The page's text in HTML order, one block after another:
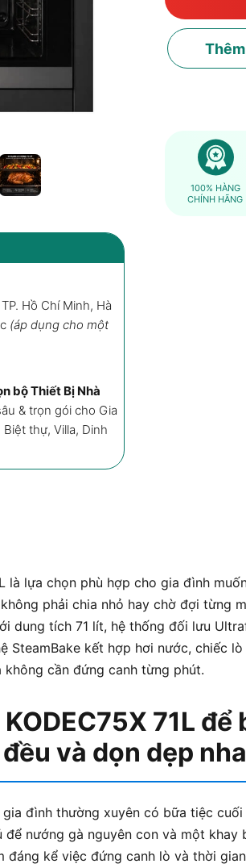
Hồ Chí Minh, Hà
(áp dụng cho một
bộ Thiết Bị Nhà
& trọn gói cho Gia
thự, Villa, Dinh
100% HÀNG
CHÍNH HÃNG
là lựa chọn phù hợp cho gia đình
phải chia nhỏ hay chờ đợi từng
dung tích 71 lít, hệ thống đối lưu
SteamBake kết hợp hơi nước, chiếc
cần đứng canh từng phút.
71L để
và dọn dẹp
đình thường xuyên có bữa tiệc
nướng gà nguyên con và một khay
kể việc đứng canh lò và thời